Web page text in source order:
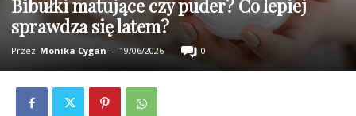
Bibułki matujące czy puder? Co lepiej
sprawdza się latem?
Przez Monika Cygan - 19/06/2026 0